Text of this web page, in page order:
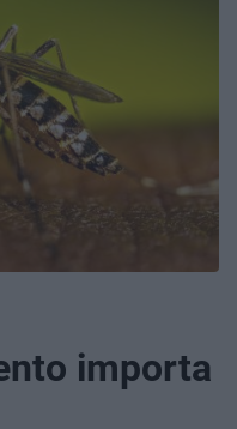
importa